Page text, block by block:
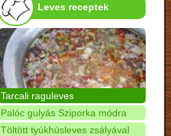
Leves receptek
Tarcali raguleves
Palóc gulyás Sziporka módra
Töltött tyúkhúsleves zsályával